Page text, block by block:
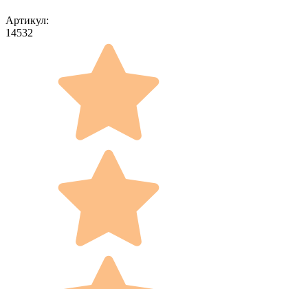
Артикул:
14532